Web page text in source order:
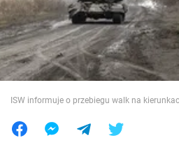
Świat
Jedzenie
ISW informuje o przebiegu walk na